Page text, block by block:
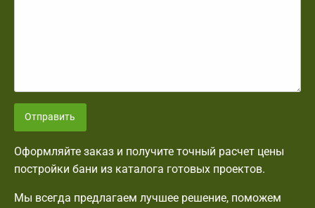
Отправить
Оформляйте заказ и получите точный расчет цены
постройки бани из каталога готовых проектов.
Мы всегда предлагаем лучшее решение, поможем